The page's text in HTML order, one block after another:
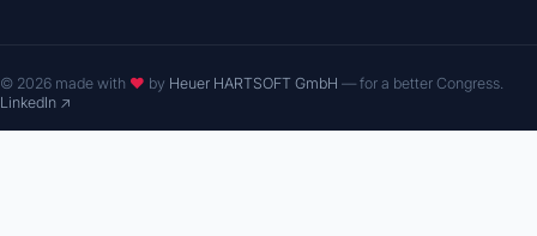
© 2026 made with ♥ by Heuer HARTSOFT GmbH — for a better Congress.
LinkedIn ↗